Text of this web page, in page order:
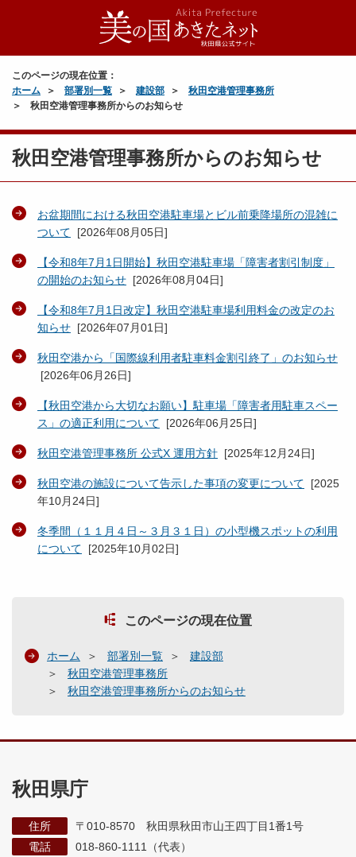
このページの現在位置：
ホーム
部署別一覧 建設部
秋田空港管理事務所
秋田空港管理事務所からのお知らせ
秋田空港管理事務所からのお知らせ
お盆期間における秋田空港駐車場とビル前乗降場所の混雑に
ついて [2026年08月05日]
【令和8年7月1日開始】秋田空港駐車場「障害者割引制度」
の開始のお知らせ [2026年08月04日]
【令和8年7月1日改定】秋田空港駐車場利用料金の改定のお
知らせ [2026年07月01日]
秋田空港から「国際線利用者駐車料金割引終了」のお知らせ
[2026年06月26日]
【秋田空港から大切なお願い】駐車場「障害者用駐車スペー
ス」の適正利用について [2026年06月25日]
秋田空港管理事務所 公式X 運用方針 [2025年12月24日]
秋田空港の施設について告示した事項の変更について [2025
年10月24日]
冬季間（１１月４日～３月３１日）の小型機スポットの利用
について [2025年10月02日]
このページの現在位置
ホーム 部署別一覧
建設部
秋田空港管理事務所
秋田空港管理事務所からのお知らせ
秋田県庁
住所
〒010-8570 秋田県秋田市山王四丁目1番1号
電話
018-860-1111（代表）